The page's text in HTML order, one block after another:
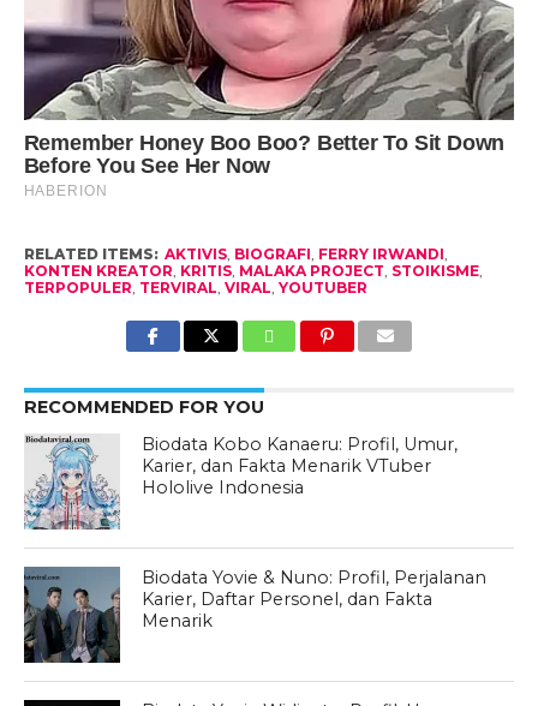
RELATED ITEMS: AKTIVIS, BIOGRAFI, FERRY IRWANDI,
KONTEN KREATOR, KRITIS, MALAKA PROJECT, STOIKISME,
TERPOPULER, TERVIRAL, VIRAL, YOUTUBER
RECOMMENDED FOR YOU
Biodata Kobo Kanaeru: Profil, Umur,
Karier, dan Fakta Menarik VTuber
Hololive Indonesia
Biodata Yovie & Nuno: Profil, Perjalanan
Karier, Daftar Personel, dan Fakta
Menarik